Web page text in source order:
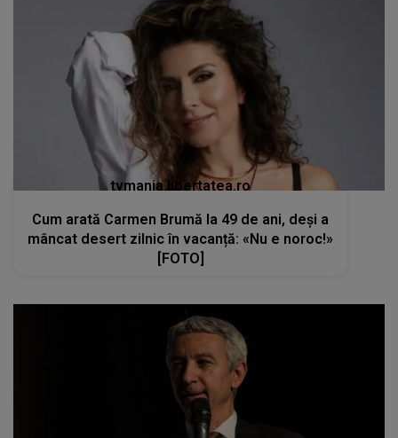
tvmania.libertatea.ro
Cum arată Carmen Brumă la 49 de ani, deși a
mâncat desert zilnic în vacanță: «Nu e noroc!»
[FOTO]
Momente dificile pentru Dan Diaconescu.
Fratele lui s-a stins din viață la doar 60 de ani